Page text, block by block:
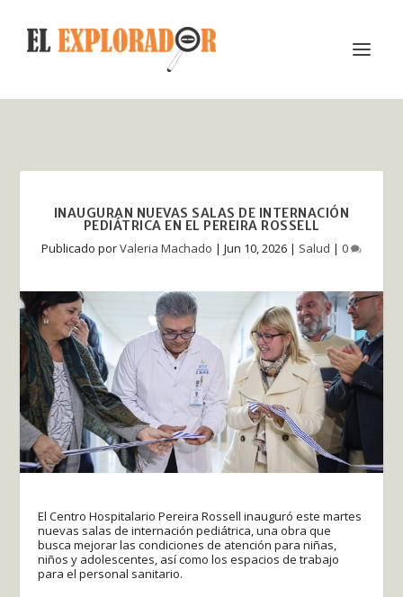
INAUGURAN NUEVAS SALAS DE INTERNACIÓN
PEDIÁTRICA EN EL PEREIRA ROSSELL
Publicado porValeria Machado | Jun 10, 2026 | Salud | 0
El Centro Hospitalario Pereira Rossell inauguró este martes
nuevas salas de internación pediátrica, una obra que
busca mejorar las condiciones de atención para niñas,
niños y adolescentes, así como los espacios de trabajo
para el personal sanitario.